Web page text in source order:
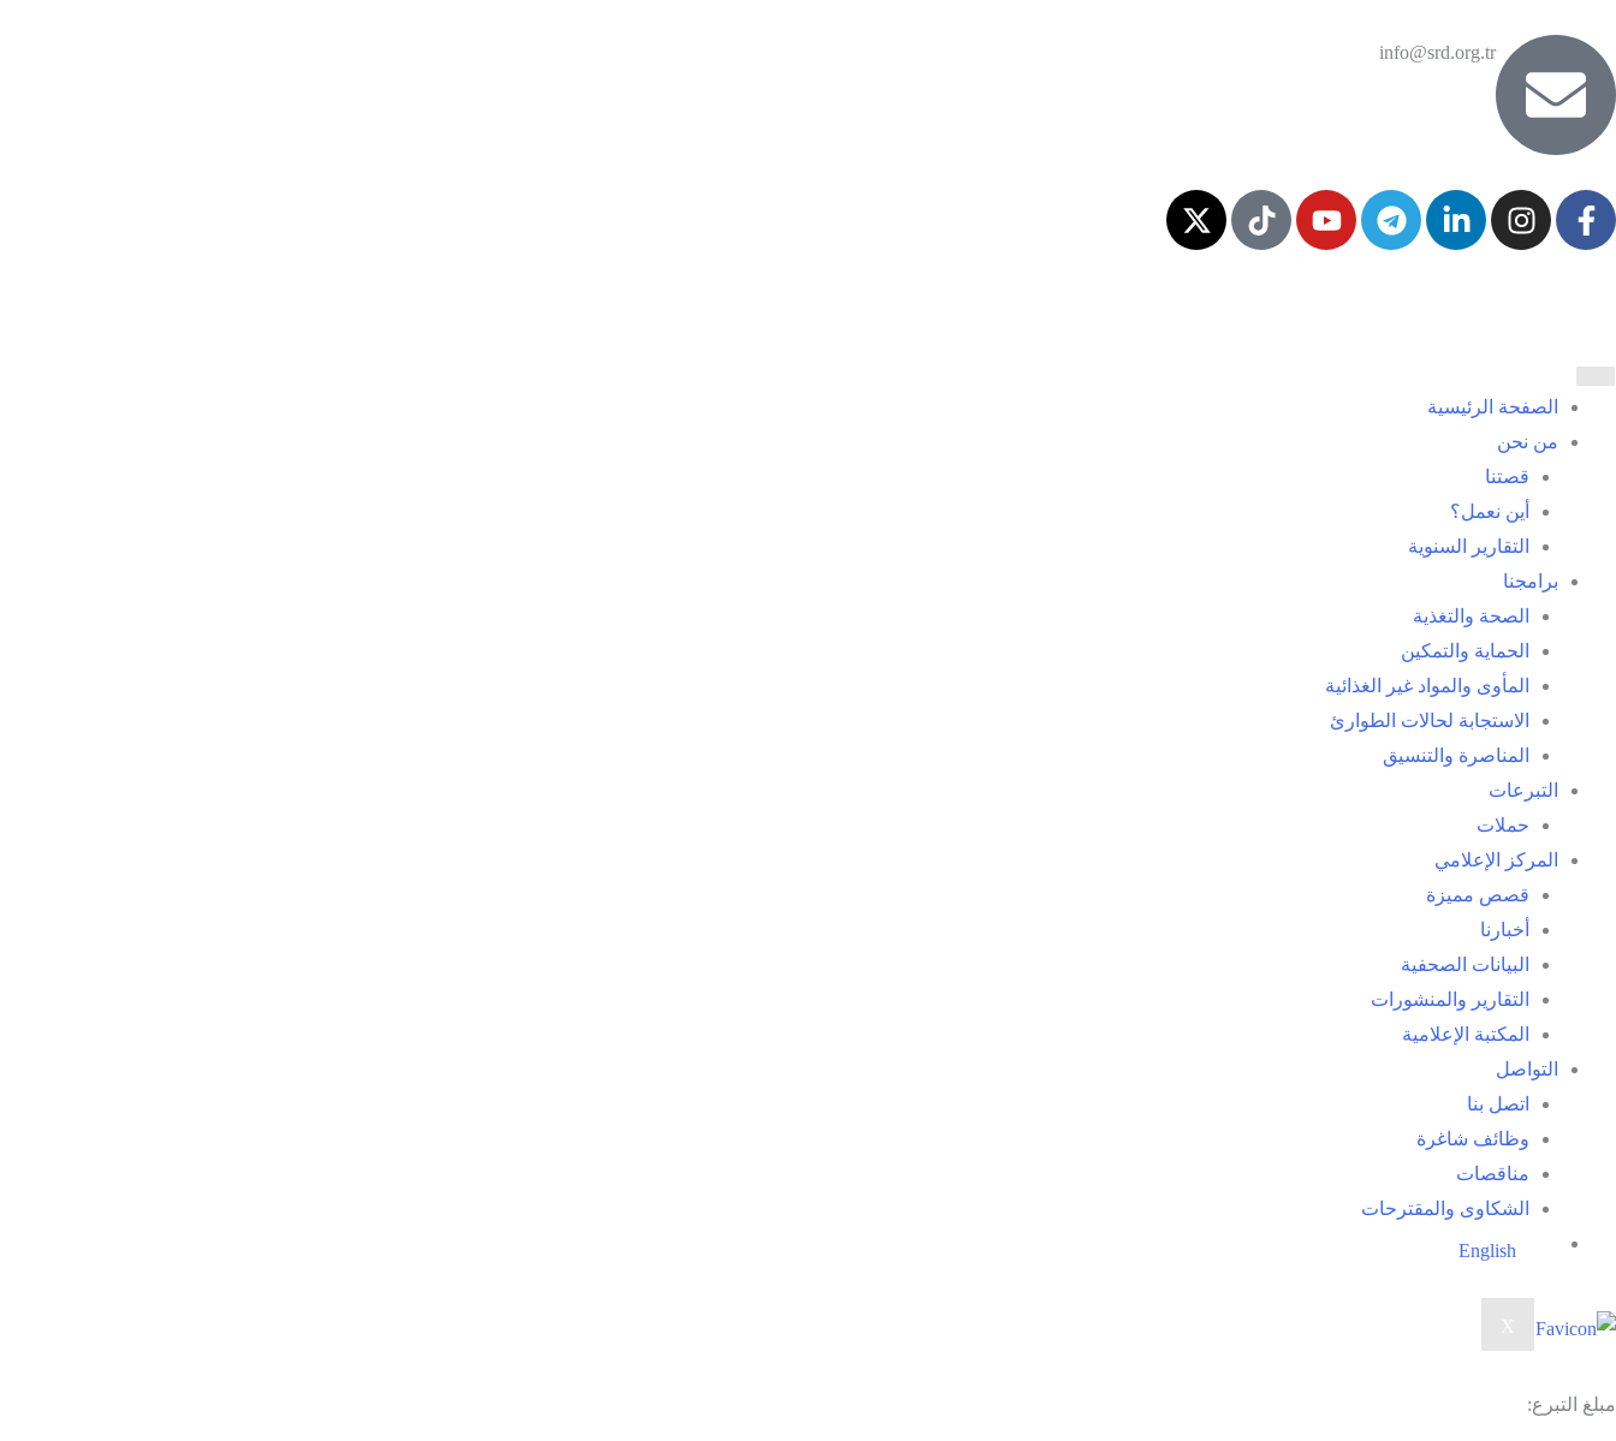
info@srd.org.tr
الصفحة الرئيسية
من نحن
قصتنا
أين نعمل؟
التقارير السنوية
برامجنا
الصحة والتغذية
الحماية والتمكين
المأوى والمواد غير الغذائية
الاستجابة لحالات الطوارئ
المناصرة والتنسيق
التبرعات
حملات
المركز الإعلامي
قصص مميزة
أخبارنا
البيانات الصحفية
التقارير والمنشورات
المكتبة الإعلامية
التواصل
اتصل بنا
وظائف شاغرة
مناقصات
الشكاوى والمقترحات
English
X
مبلغ التبرع: